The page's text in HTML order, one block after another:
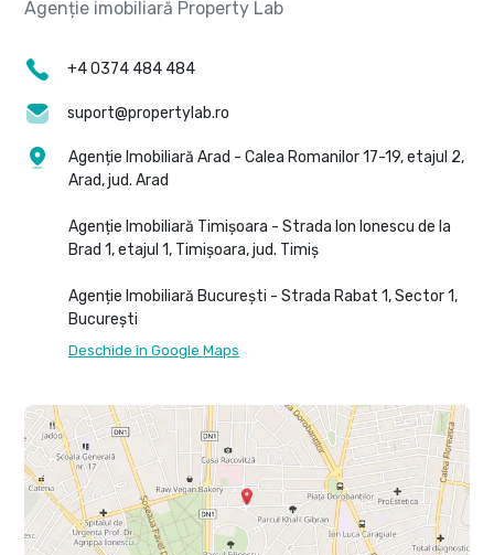
+4 0374 484 484
suport@propertylab.ro
Agenție Imobiliară Arad - Calea Romanilor 17-19, etajul 2,
Arad, jud. Arad
Agenție Imobiliară Timișoara - Strada Ion Ionescu de la
Brad 1, etajul 1, Timișoara, jud. Timiș
Agenție Imobiliară București - Strada Rabat 1, Sector 1,
București
Deschide în Google Maps